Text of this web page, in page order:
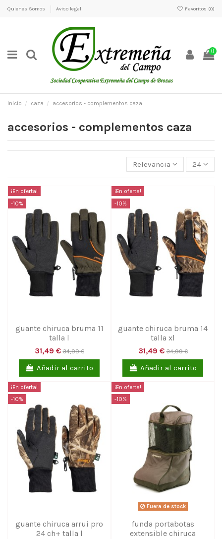
Quienes Somos Aviso legal Favoritos (0)
0
Inicio caza accesorios - complementos caza
accesorios - complementos caza
Relevancia 24
¡En oferta!
-10%
guante chiruca bruma 11
talla l
31,49 €34,99 €
Añadir al carrito
¡En oferta!
-10%
guante chiruca bruma 14
talla xl
31,49 €34,99 €
Añadir al carrito
¡En oferta!
-10%
guante chiruca arrui pro
24 ch+ talla l
¡En oferta!
-10%
Fuera de stock
funda portabotas
extensible chiruca